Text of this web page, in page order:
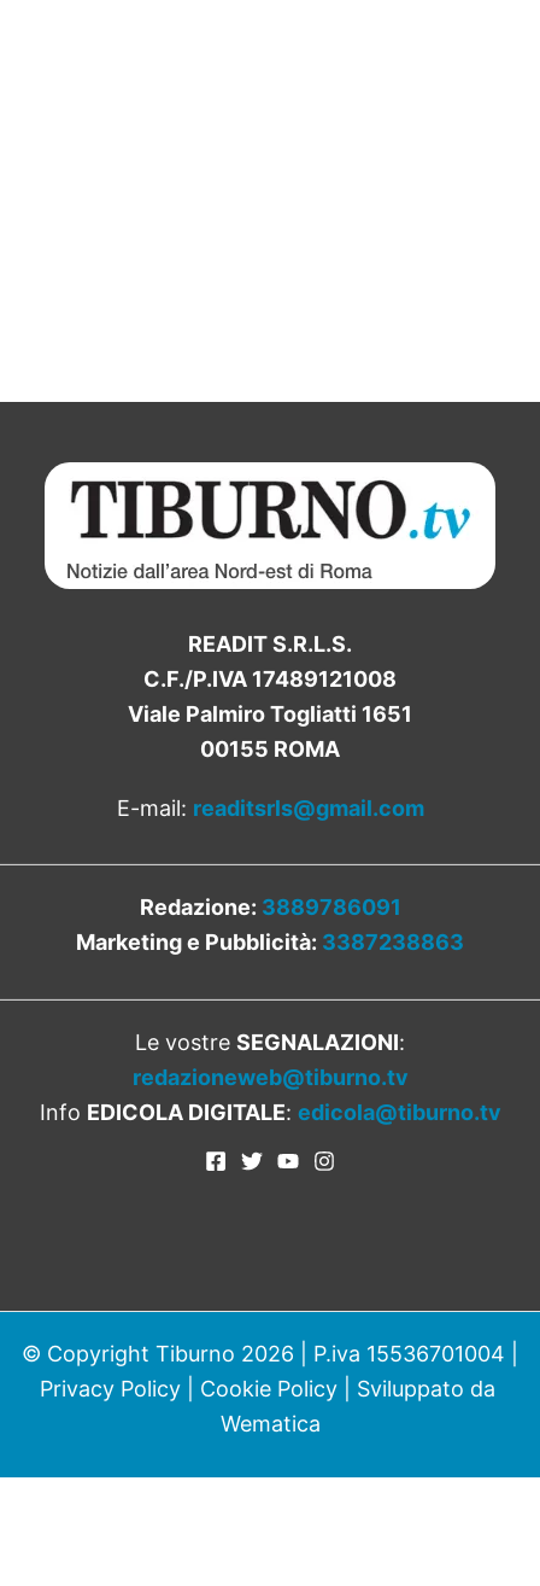
READIT S.R.L.S.
C.F./P.IVA 17489121008
Viale Palmiro Togliatti 1651
00155 ROMA
E-mail: readitsrls@gmail.com
Redazione: 3889786091
Marketing e Pubblicità: 3387238863
Le vostre SEGNALAZIONI:
redazioneweb@tiburno.tv
Info EDICOLA DIGITALE: edicola@tiburno.tv
© Copyright Tiburno 2026 | P.iva 15536701004 |
Privacy Policy| Cookie Policy| Sviluppato da
Wematica